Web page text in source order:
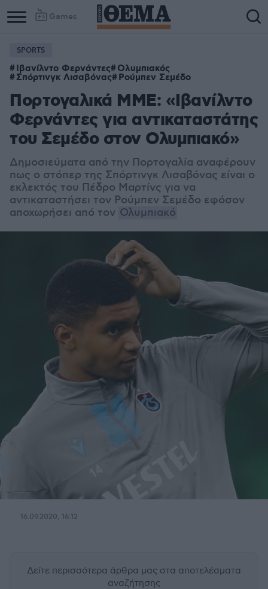
Games
SPORTS
Ιβανίλντο Φερνάντες Ολυμπιακός
Σπόρτινγκ Λισαβόνας Ρούμπεν Σεμέδο
Πορτογαλικά ΜΜΕ: «Ιβανίλντο
Φερνάντες για αντικαταστάτης
του Σεμέδο στον Ολυμπιακό»
Δημοσιεύματα από την Πορτογαλία αναφέρουν
πως ο στόπερ της Σπόρτινγκ Λισαβόνας είναι ο
εκλεκτός του Πέδρο Μαρτίνς για να
αντικαταστήσει τον Ρούμπεν Σεμέδο εφόσον
αποχωρήσει από τον Ολυμπιακό
16.09.2020, 16:12
Δείτε περισσότερα άρθρα μας στα αποτελέσματα
αναζήτησης